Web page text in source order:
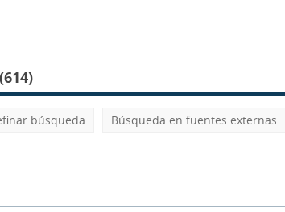
búsqueda Búsqueda en fuentes externas